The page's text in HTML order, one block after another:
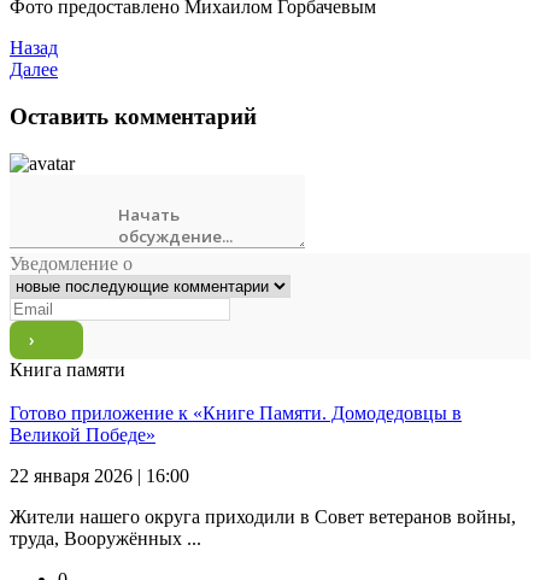
Фото предоставлено Михаилом Горбачевым
Назад
Далее
Оставить комментарий
Уведомление о
Книга памяти
Готово приложение к «Книге Памяти. Домодедовцы в
Великой Победе»
22 января 2026 | 16:00
Жители нашего округа приходили в Совет ветеранов войны,
труда, Вооружённых ...